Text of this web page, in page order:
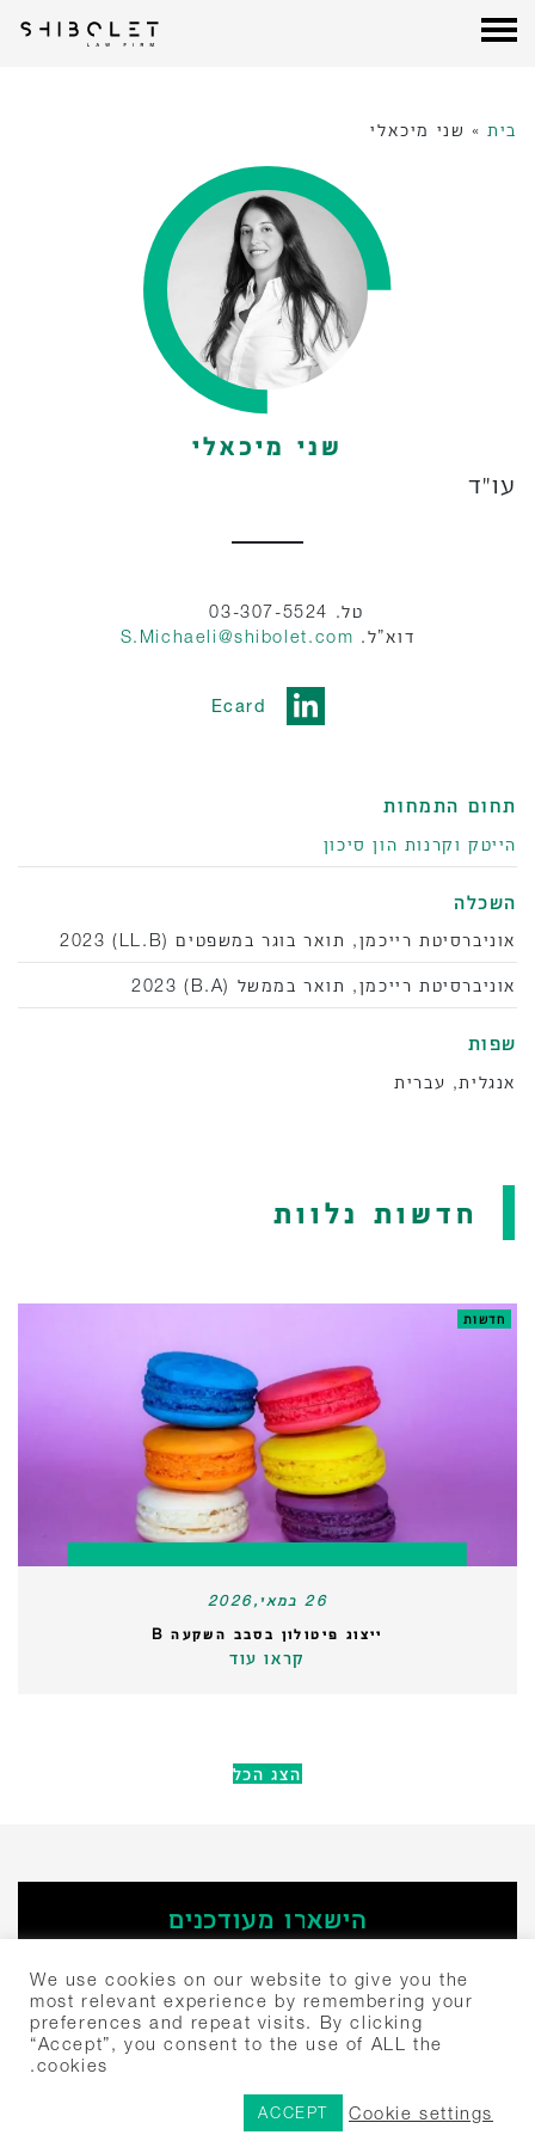
בית » שני מיכאלי
שני מיכאלי
עו״ד
טל. 03-307-5524
דוא”ל. S.Michaeli@shibolet.com
Ecard
תחום התמחות
הייטק וקרנות הון סיכון
השכלה
אוניברסיטת רייכמן, תואר בוגר במשפטים (LL.B) 2023
אוניברסיטת רייכמן, תואר בממשל (B.A) 2023
שפות
אנגלית, עברית
חדשות נלוות
חדשות
26 במאי,2026
ייצוג פיטולון בסבב השקעה B
קראו עוד
הצג הכל
הישארו מעודכנים
חיפוש:
We use cookies on our website to give you the
most relevant experience by remembering your
preferences and repeat visits. By clicking
“Accept”, you consent to the use of ALL the
cookies.
Cookie settings
ACCEPT